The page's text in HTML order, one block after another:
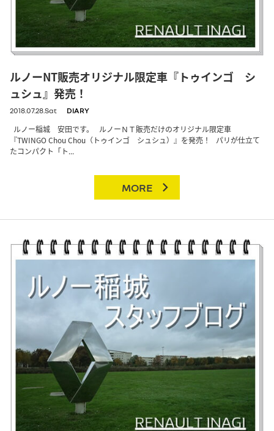
ルノーNT販売オリジナル限定車『トゥインゴ シ
ュシュ』発売！
2018.07.28.Sat DIARY
ルノー稲城 安田です。 ルノーＮＴ販売だけのオリジナル限定車
『TWINGO Chou Chou（トゥインゴ シュシュ）』を発売！ パリが仕立て
たコンパクト「ト...
MORE